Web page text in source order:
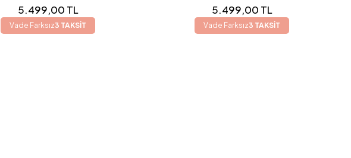
5.499,00 TL
Vade Farksız3 TAKSİT
5.499,00 TL
Vade Farksız3 TAKSİT